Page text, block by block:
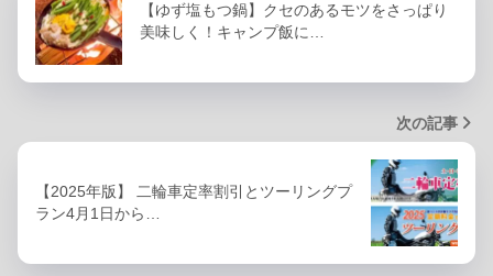
【ゆず塩もつ鍋】クセのあるモツをさっぱり
美味しく！キャンプ飯に…
次の記事
【2025年版】 二輪車定率割引とツーリングプ
ラン4月1日から…